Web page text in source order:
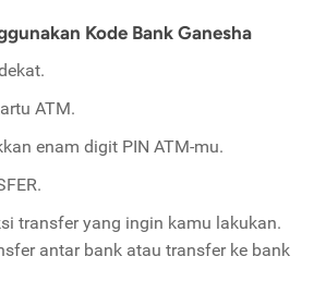
Kode Bank Ganesha
ATM.
enam digit PIN ATM-mu.
transfer yang ingin kamu lakukan.
antar bank atau transfer ke bank